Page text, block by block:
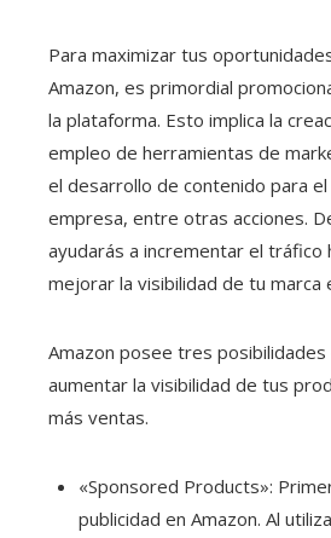
Para maximizar tus
Amazon, es primordial
la plataforma. Esto implica la
empleo de herramientas de
el desarrollo de contenido para
empresa, entre otras acciones.
ayudarás a incrementar el tráfico
mejorar la visibilidad de tu marca
Amazon posee tres posibilidades
aumentar la visibilidad de tus
más ventas.
«Sponsored Products»:
publicidad en Amazon. Al